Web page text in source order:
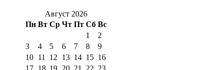
Август 2026
Пн Вт Ср Чт Пт Сб Вс
1
2
3
4 5 6 7 8
9
10 11 12 13 14 15 16
17 18 19 20 21 22 23